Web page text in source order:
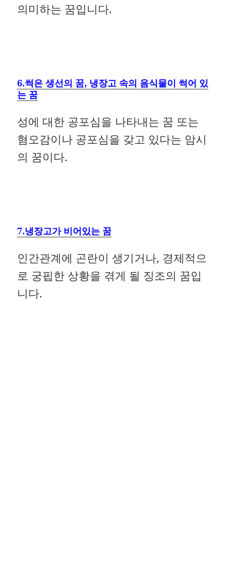
의미하는 꿈입니다.
6.썩은 생선의 꿈, 냉장고 속의 음식물이 썩어 있
는 꿈
성에 대한 공포심을 나타내는 꿈 또는
혐오감이나 공포심을 갖고 있다는 암시
의 꿈이다.
7.냉장고가 비어있는 꿈
인간관계에 곤란이 생기거나, 경제적으
로 궁핍한 상황을 겪게 될 징조의 꿈입
니다.